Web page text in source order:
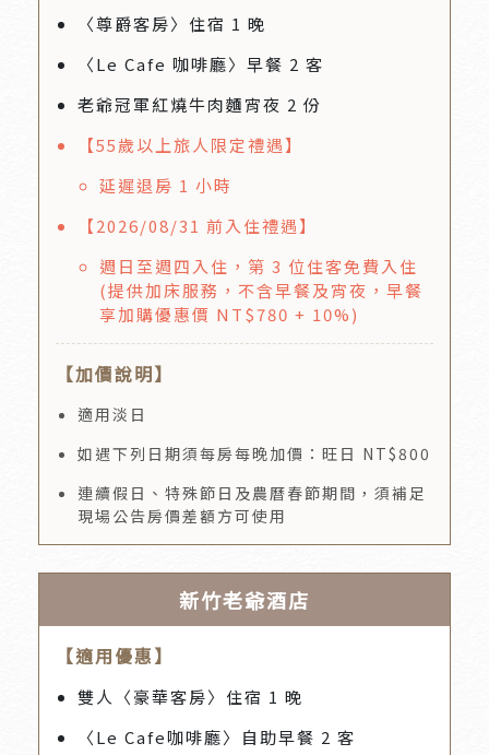
〈尊爵客房〉住宿 1 晚
〈Le Cafe 咖啡廳〉早餐 2 客
老爺冠軍紅燒牛肉麵宵夜 2 份
【55歲以上旅人限定禮遇】
延遲退房 1 小時
【2026/08/31 前入住禮遇】
週日至週四入住，第 3 位住客免費入住
(提供加床服務，不含早餐及宵夜，早餐
享加購優惠價 NT$780 + 10%)
【加價說明】
適用淡日
如遇下列日期須每房每晚加價：旺日 NT$800
連續假日、特殊節日及農曆春節期間，須補足
現場公告房價差額方可使用
新竹老爺酒店
【適用優惠】
雙人〈豪華客房〉住宿 1 晚
〈Le Cafe咖啡廳〉自助早餐 2 客